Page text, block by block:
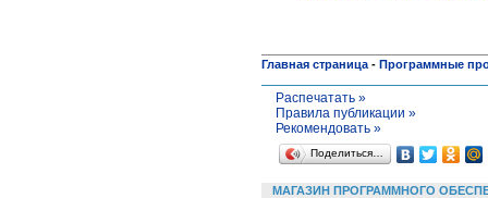
Главная страница - Программные
Распечатать »
Правила публикации »
Рекомендовать »
Поделиться…
МАГАЗИН ПРОГРАММНОГО